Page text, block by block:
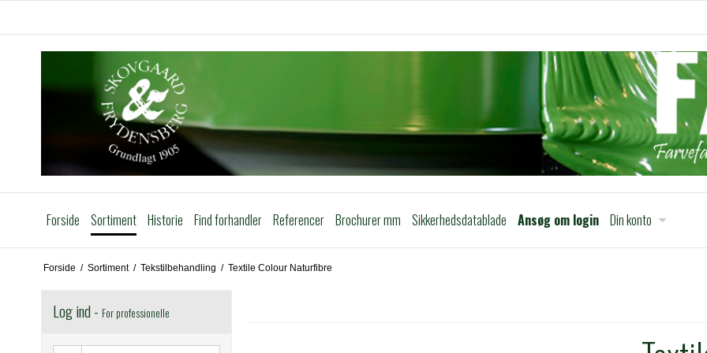
Forside Sortiment Historie Find forhandler Referencer Brochurer mm Sikkerhedsdatablade Ansøg om login Din konto
Forside / Sortiment / Tekstilbehandling / Textile Colour Naturfibre
Log ind - For professionelle